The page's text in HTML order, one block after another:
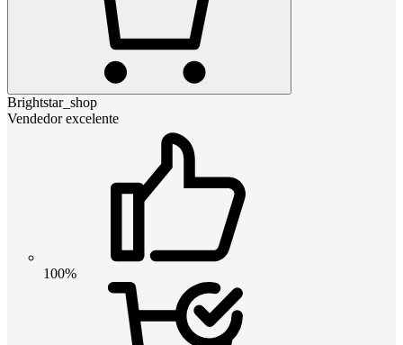
Brightstar_shop
Vendedor excelente
100%